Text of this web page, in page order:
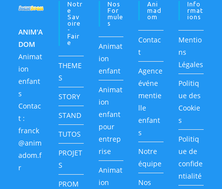
ANIM'A
DOM
Animat
ion
enfant
s
Contac
t :
franck
@anim
adom.f
r
Notr
E
Sav
Oire
-
Fair
E
THEME
S
STORY
STAND
TUTOS
PROJET
S
PROM
Nos
For
Mule
S
Animat
ion
enfant
Animat
ion
enfant
pour
entrep
rise
Animat
ion
Ani
Mad
Om
Contac
t
Agence
événe
mentie
lle
enfant
s
Notre
équipe
Nos
Info
Rmat
Ions
Mentio
ns
Légales
Politiq
ue des
Cookie
s
Politiq
ue de
confide
ntialité